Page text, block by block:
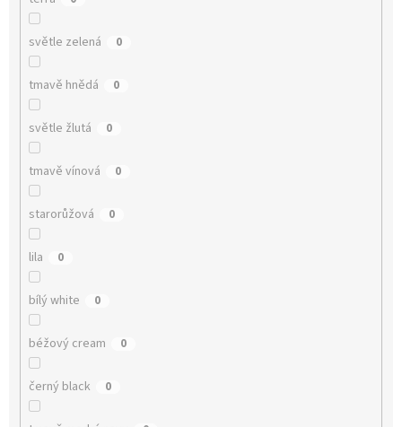
světle zelená 0
tmavě hnědá 0
světle žlutá 0
tmavě vínová 0
starorůžová 0
lila 0
bílý white 0
béžový cream 0
černý black 0